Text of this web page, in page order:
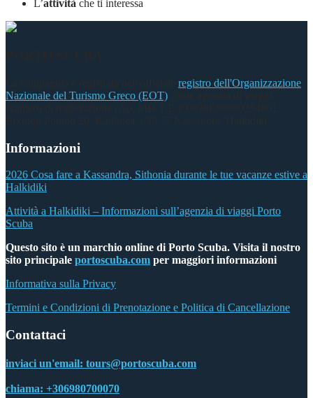
L’attività che ti interessa
registro dell'Organizzazione
Nazionale del Turismo Greco (EOT)
Informazioni
2026 Cosa fare a Kassandra, Sithonia durante le tue vacanze estive a
Halkidiki
Attività a Halkidiki – Informazioni sull’agenzia di viaggi Porto
Scuba
Questo sito è un marchio online di Porto Scuba. Visita il nostro
sito principale portoscuba.com per maggiori informazioni
Informativa sulla Privacy
Termini e Condizioni di Prenotazione e Politica di Cancellazione
Contattaci
inviaci un'email: tours@portoscuba.com
chiama: +306980700070